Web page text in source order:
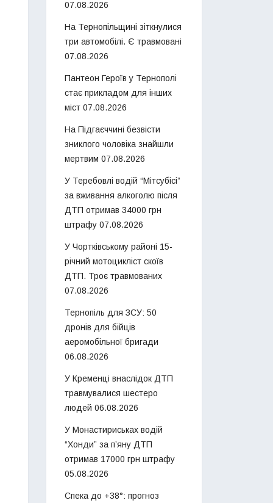
07.08.2026
На Тернопільщині зіткнулися
три автомобілі. Є травмовані
07.08.2026
Пантеон Героїв у Тернополі
стає прикладом для інших
міст 07.08.2026
На Підгаєччині безвісти
зниклого чоловіка знайшли
мертвим 07.08.2026
У Теребовлі водій “Мітсубісі”
за вживання алкоголю після
ДТП отримав 34000 грн
штрафу 07.08.2026
У Чортківському районі 15-
річний мотоцикліст скоїв
ДТП. Троє травмованих
07.08.2026
Тернопіль для ЗСУ: 50
дронів для бійців
аеромобільної бригади
06.08.2026
У Кременці внаслідок ДТП
травмувалися шестеро
людей 06.08.2026
У Монастириськах водій
“Хонди” за п’яну ДТП
отримав 17000 грн штрафу
05.08.2026
Спека до +38°: прогноз